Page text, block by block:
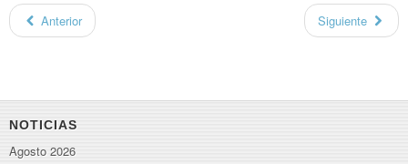
Anterior Siguiente
NOTICIAS
Agosto 2026